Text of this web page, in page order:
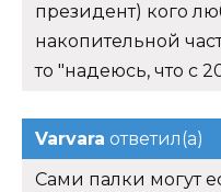
президент) кого
накопительной
то "надеюсь, что с
Varvara ответил(а)
Сами палки могут